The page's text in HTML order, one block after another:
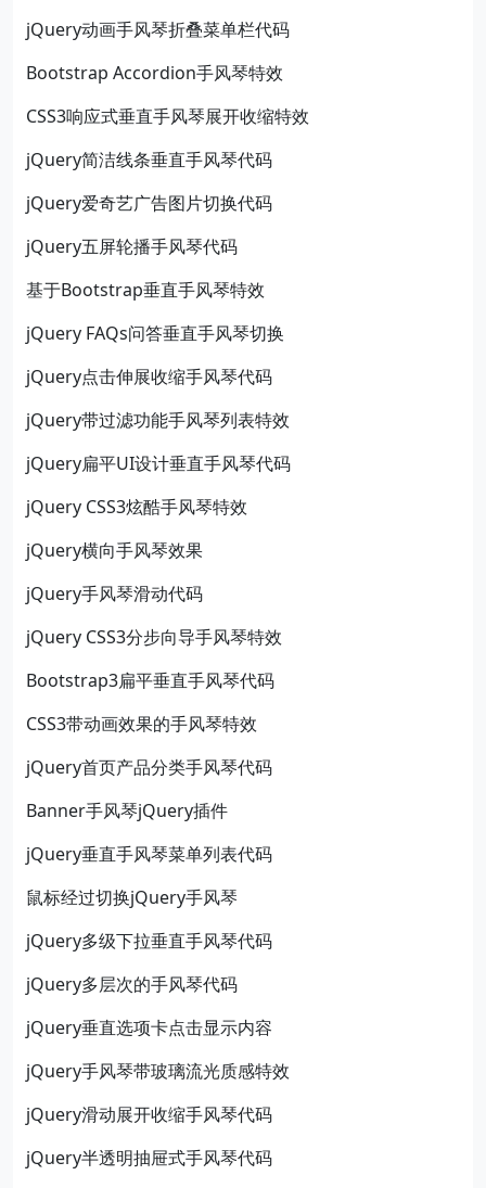
jQuery动画手风琴折叠菜单栏代码
Bootstrap Accordion手风琴特效
CSS3响应式垂直手风琴展开收缩特效
jQuery简洁线条垂直手风琴代码
jQuery爱奇艺广告图片切换代码
jQuery五屏轮播手风琴代码
基于Bootstrap垂直手风琴特效
jQuery FAQs问答垂直手风琴切换
jQuery点击伸展收缩手风琴代码
jQuery带过滤功能手风琴列表特效
jQuery扁平UI设计垂直手风琴代码
jQuery CSS3炫酷手风琴特效
jQuery横向手风琴效果
jQuery手风琴滑动代码
jQuery CSS3分步向导手风琴特效
Bootstrap3扁平垂直手风琴代码
CSS3带动画效果的手风琴特效
jQuery首页产品分类手风琴代码
Banner手风琴jQuery插件
jQuery垂直手风琴菜单列表代码
鼠标经过切换jQuery手风琴
jQuery多级下拉垂直手风琴代码
jQuery多层次的手风琴代码
jQuery垂直选项卡点击显示内容
jQuery手风琴带玻璃流光质感特效
jQuery滑动展开收缩手风琴代码
jQuery半透明抽屉式手风琴代码